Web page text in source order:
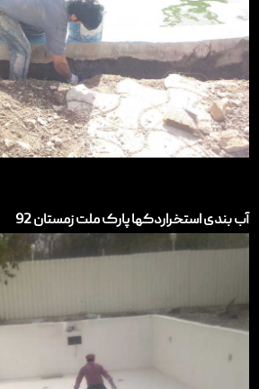
آب بندی استخراردکها پارک ملت زمستان 92